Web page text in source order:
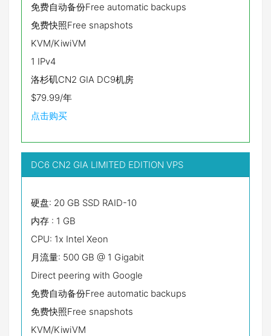
免费自动备份Free automatic backups
免费快照Free snapshots
KVM/KiwiVM
1 IPv4
洛杉矶CN2 GIA DC9机房
$79.99/年
点击购买
DC6 CN2 GIA LIMITED EDITION VPS
硬盘: 20 GB SSD RAID-10
内存 : 1 GB
CPU: 1x Intel Xeon
月流量: 500 GB @ 1 Gigabit
Direct peering with Google
免费自动备份Free automatic backups
免费快照Free snapshots
KVM/KiwiVM